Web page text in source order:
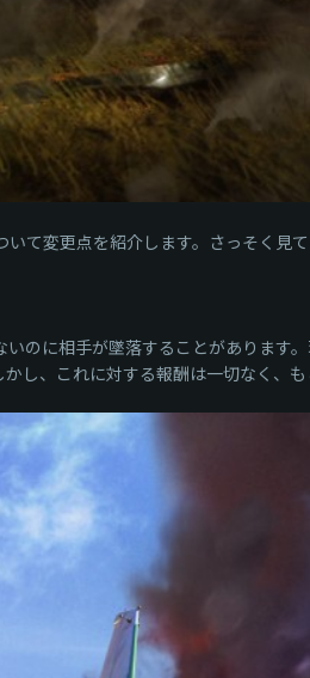
て変更点を紹介します。さっそく見て
のに相手が墜落することがあります
し、これに対する報酬は一切なく、も